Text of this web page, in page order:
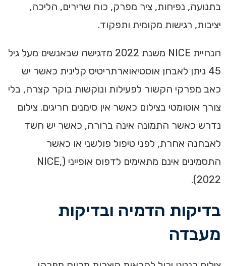
בתנועה, נפיחות, ציר מפרק, כוח שרירים, הליכה,
יציבות, רגישות מקומית ותפקוד.
הנחיית NICE משנת 2022 מדגישה שבאנשים מעל גיל
45 ניתן לאבחן אוסטיאוארתריטיס קלינית כאשר יש
כאב מפרקי הקשור לפעילות ונוקשות בוקר קצרה, בלי
צורך אוטומטי בצילום כאשר אין סימנים חריגים. צילום
נדרש כאשר התמונה אינה ברורה, כאשר יש חשד
לאבחנה אחרת, לפני טיפול פולשני או כאשר
התסמינים אינם מתאימים לדפוס אופייני (NICE,
2022).
בדיקות הדמיה ובדיקות
מעבדה